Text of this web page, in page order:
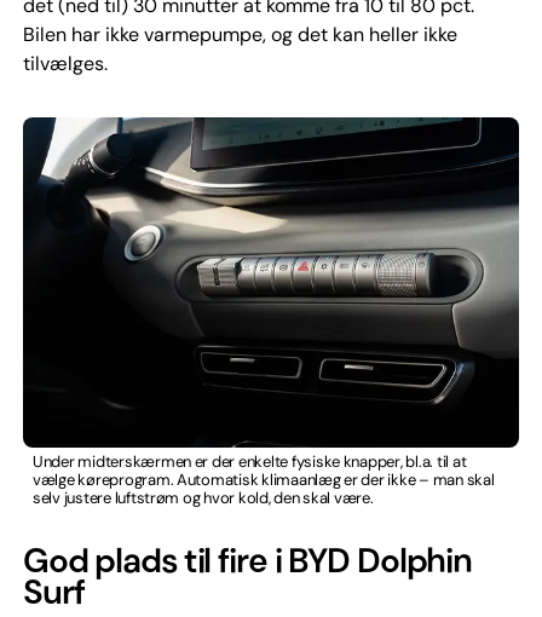
det (ned til) 30 minutter at komme fra 10 til 80 pct.
Bilen har ikke varmepumpe, og det kan heller ikke
tilvælges.
Under midterskærmen er der enkelte fysiske knapper, bl.a. til at
vælge køreprogram. Automatisk klimaanlæg er der ikke – man skal
selv justere luftstrøm og hvor kold, den skal være.
God plads til fire i BYD Dolphin
Surf